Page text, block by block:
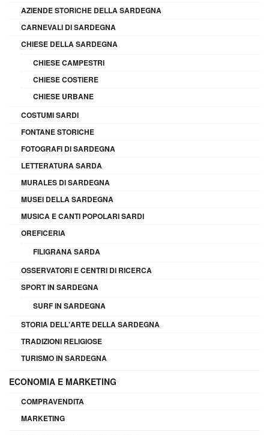
AZIENDE STORICHE DELLA SARDEGNA
CARNEVALI DI SARDEGNA
CHIESE DELLA SARDEGNA
CHIESE CAMPESTRI
CHIESE COSTIERE
CHIESE URBANE
COSTUMI SARDI
FONTANE STORICHE
FOTOGRAFI DI SARDEGNA
LETTERATURA SARDA
MURALES DI SARDEGNA
MUSEI DELLA SARDEGNA
MUSICA E CANTI POPOLARI SARDI
OREFICERIA
FILIGRANA SARDA
OSSERVATORI E CENTRI DI RICERCA
SPORT IN SARDEGNA
SURF IN SARDEGNA
STORIA DELL'ARTE DELLA SARDEGNA
TRADIZIONI RELIGIOSE
TURISMO IN SARDEGNA
ECONOMIA E MARKETING
COMPRAVENDITA
MARKETING